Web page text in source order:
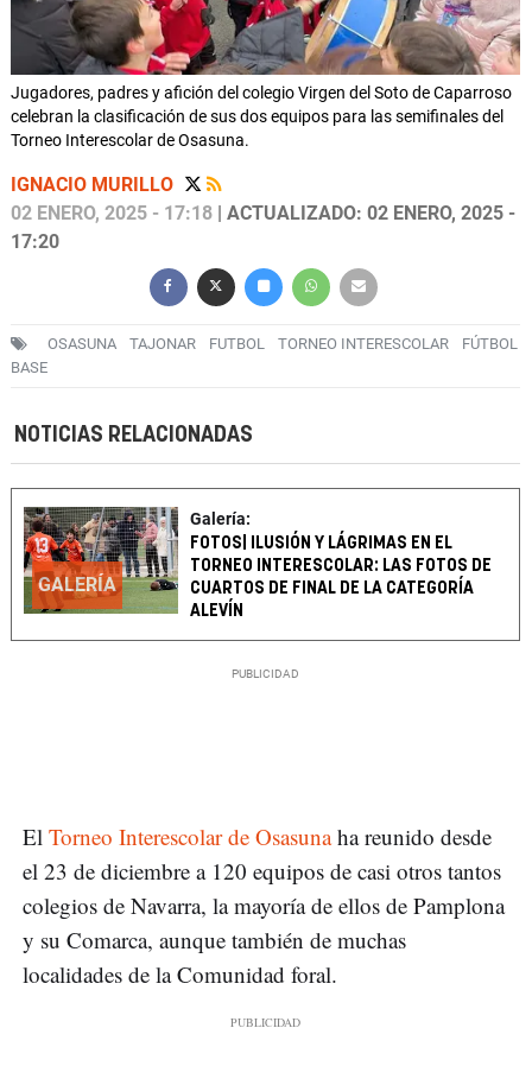
Jugadores, padres y afición del colegio Virgen del Soto de Caparroso
celebran la clasificación de sus dos equipos para las semifinales del
Torneo Interescolar de Osasuna.
IGNACIO MURILLO
02 ENERO, 2025 - 17:18 | ACTUALIZADO: 02 ENERO, 2025 -
17:20
OSASUNA TAJONAR FUTBOL TORNEO INTERESCOLAR
FÚTBOL
BASE
NOTICIAS RELACIONADAS
GALERÍA
Galería:
FOTOS| ILUSIÓN Y LÁGRIMAS EN EL
TORNEO INTERESCOLAR: LAS FOTOS DE
CUARTOS DE FINAL DE LA CATEGORÍA
ALEVÍN
El Torneo Interescolar de Osasunaha reunido desde
el 23 de diciembre a 120 equipos de casi otros tantos
colegios de Navarra, la mayoría de ellos de Pamplona
y su Comarca, aunque también de muchas
localidades de la Comunidad foral.